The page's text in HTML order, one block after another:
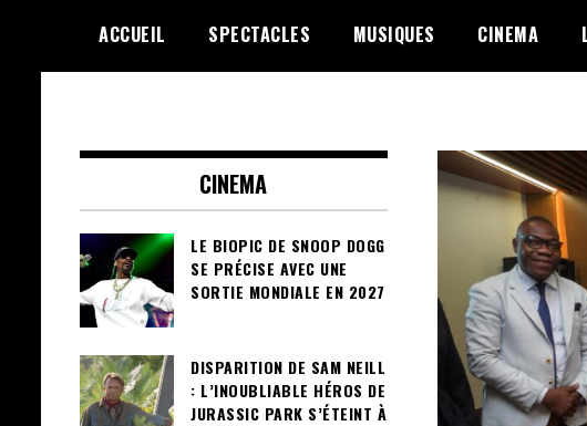
content
ACCUEIL SPECTACLES MUSIQUES CINEMA
sunuculture
CINEMA
LE BIOPIC DE SNOOP DOGG
SE PRÉCISE AVEC UNE
SORTIE MONDIALE EN 2027
DISPARITION DE SAM NEILL
: L’INOUBLIABLE HÉROS DE
JURASSIC PARK S’ÉTEINT À